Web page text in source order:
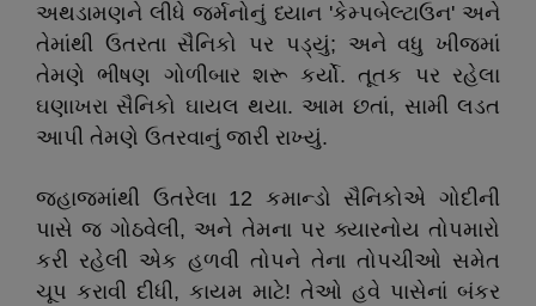
અથડામણને લીધે જર્મનોનું ધ્યાન 'કેમ્પબેલ્ટાઉન' અને
તેમાંથી ઉતરતા સૈનિકો પર પડ્યું; અને વધુ ખીજમાં
તેમણે ભીષણ ગોળીબાર શરૂ કર્યો. તૂતક પર રહેલા
ઘણાખરા સૈનિકો ઘાયલ થયા. આમ છતાં, સામી લડત
આપી તેમણે ઉતરવાનું જારી રાખ્યું.
જહાજમાંથી ઉતરેલા 12 કમાન્ડો સૈનિકોએ ગોદીની
પાસે જ ગોઠવેલી, અને તેમના પર ક્યારનોય તોપમારો
કરી રહેલી એક હળવી તોપને તેના તોપચીઓ સમેત
ચૂપ કરાવી દીધી, કાયમ માટે! તેઓ હવે પાસેનાં બંકર